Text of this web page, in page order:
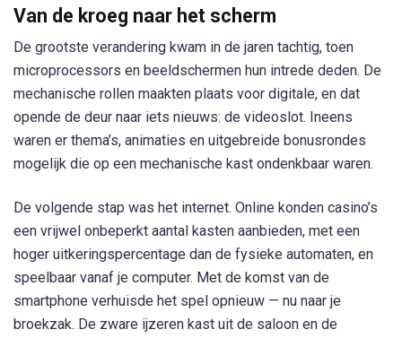
Van de kroeg naar het scherm
De grootste verandering kwam in de jaren tachtig, toen
microprocessors en beeldschermen hun intrede deden. De
mechanische rollen maakten plaats voor digitale, en dat
opende de deur naar iets nieuws: de videoslot. Ineens
waren er thema’s, animaties en uitgebreide bonusrondes
mogelijk die op een mechanische kast ondenkbaar waren.
De volgende stap was het internet. Online konden casino’s
een vrijwel onbeperkt aantal kasten aanbieden, met een
hoger uitkeringspercentage dan de fysieke automaten, en
speelbaar vanaf je computer. Met de komst van de
smartphone verhuisde het spel opnieuw — nu naar je
broekzak. De zware ijzeren kast uit de saloon en de